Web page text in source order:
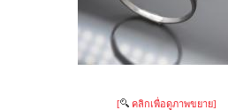
[ คลิกเพื่อดูภาพขยาย]